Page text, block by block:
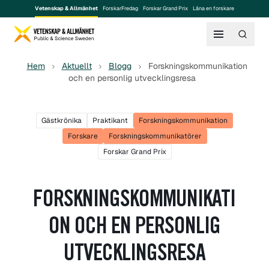
Vetenskap & Allmänhet ForskarFredag Forskar Grand Prix Låna en forskare
Hem Aktuellt Blogg
Forskningskommunikation
och en personlig utvecklingsresa
Gästkrönika Praktikant
Forskningskommunikation
Forskare
Forskningskommunikatörer
Forskar Grand Prix
FORSKNINGSKOMMUNIKATI
ON OCH EN PERSONLIG
UTVECKLINGSRESA